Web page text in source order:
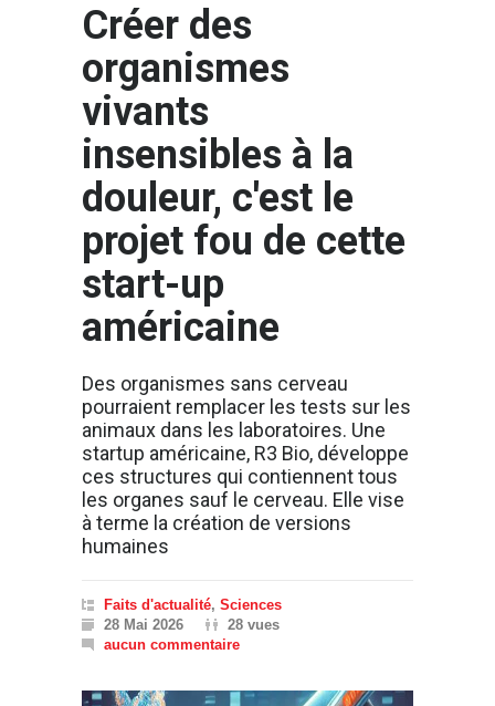
Créer des
organismes
vivants
insensibles à la
douleur, c'est le
projet fou de cette
start-up
américaine
Des organismes sans cerveau
pourraient remplacer les tests sur les
animaux dans les laboratoires. Une
startup américaine, R3 Bio, développe
ces structures qui contiennent tous
les organes sauf le cerveau. Elle vise
à terme la création de versions
humaines
Faits d'actualité, Sciences
28 Mai 2026
28 vues
aucun commentaire